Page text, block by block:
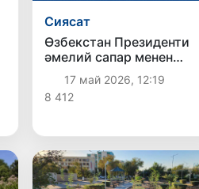
Сиясат
Өзбекстан Президенти
әмелий сапар менен
Әзербайжанға барады
17 май 2026, 12:19
8 412